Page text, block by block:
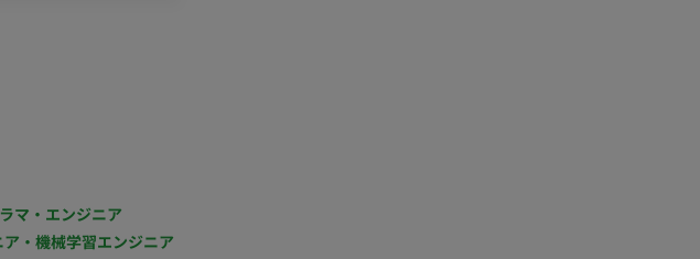
マ・エンジニア
・機械学習エンジニア